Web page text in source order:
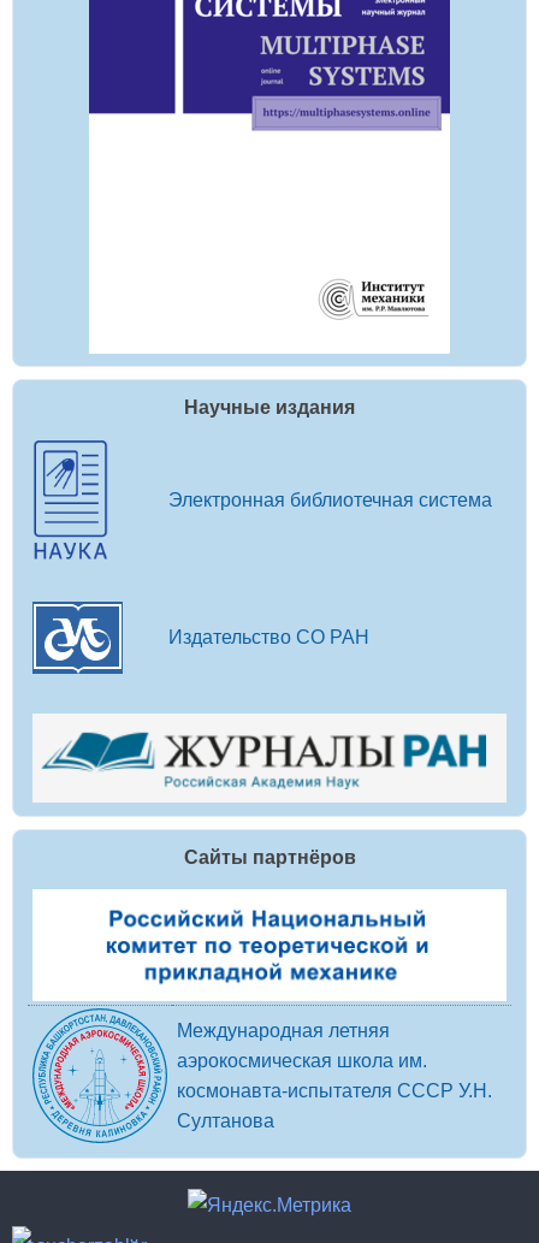
Научные издания
Электронная библиотечная система
Издательство СО РАН
Сайты партнёров
Международная летняя
аэрокосмическая школа им.
космонавта-испытателя СССР У.Н.
Султанова